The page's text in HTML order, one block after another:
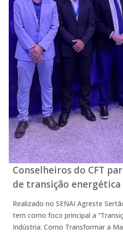
Conselheiros do CFT
de transição energética
Realizado no SENAI Agreste
tem como foco principal a
Indústria: Como Transformar a